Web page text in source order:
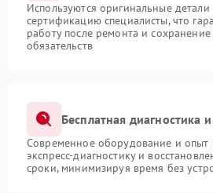
Используются оригинальные
сертификацию специалисты, что
работу после ремонта и
обязательств
Бесплатная диагностика
Современное оборудование и опыт
экспресс-диагностику и
сроки, минимизируя время без